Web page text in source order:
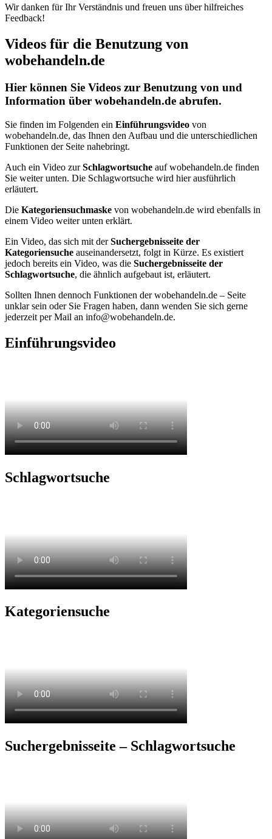
Wir danken für Ihr Verständnis und freuen uns über hilfreiches
Feedback!
Videos für die Benutzung von
wobehandeln.de
Hier können Sie Videos zur Benutzung von und
Information über wobehandeln.de abrufen.
Sie finden im Folgenden ein Einführungsvideo von
wobehandeln.de, das Ihnen den Aufbau und die unterschiedlichen
Funktionen der Seite nahebringt.
Auch ein Video zurSchlagwortsuche auf wobehandeln.de finden
Sie weiter unten. Die Schlagwortsuche wird hier ausführlich
erläutert.
Die Kategoriensuchmaske von wobehandeln.de wird ebenfalls in
einem Video weiter unten erklärt.
Ein Video, das sich mit derSuchergebnisseite der
Kategoriensuche auseinandersetzt, folgt in Kürze. Es existiert
jedoch bereits ein Video, was die Suchergebnisseite der
Schlagwortsuche, die ähnlich aufgebaut ist, erläutert.
Sollten Ihnen dennoch Funktionen der wobehandeln.de – Seite
unklar sein oder Sie Fragen haben, dann wenden Sie sich gerne
jederzeit per Mail an info@wobehandeln.de.
Einführungsvideo
Schlagwortsuche
Kategoriensuche
Suchergebnisseite – Schlagwortsuche